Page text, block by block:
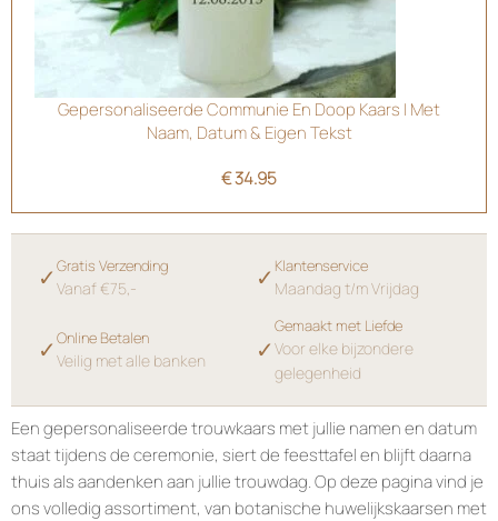
Gepersonaliseerde Communie En Doop Kaars | Met
Naam, Datum & Eigen Tekst
€34.95
✓ Gratis Verzending
Vanaf €75,- ✓ Klantenservice
Maandag t/m Vrijdag
✓ Online Betalen
Veilig met alle banken ✓
Gemaakt met Liefde
Voor elke bijzondere
gelegenheid
Een gepersonaliseerde trouwkaars met jullie namen en datum
staat tijdens de ceremonie, siert de feesttafel en blijft daarna
thuis als aandenken aan jullie trouwdag. Op deze pagina vind je
ons volledig assortiment, van botanische huwelijkskaarsen met